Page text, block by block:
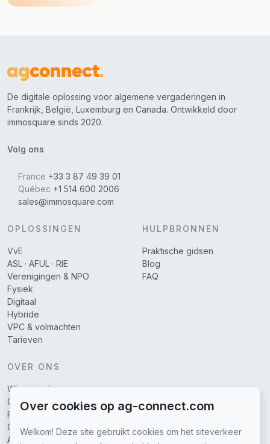
De digitale oplossing voor algemene vergaderingen in
Frankrijk, België, Luxemburg en Canada. Ontwikkeld door
immosquare sinds 2020.
Volg ons
France +33 3 87 49 39 01
Québec +1 514 600 2006
sales@immosquare.com
OPLOSSINGEN
VvE
ASL · AFUL · RIE
Verenigingen & NPO
Fysiek
Digitaal
Hybride
VPC & volmachten
Tarieven
HULPBRONNEN
Praktische gidsen
Blog
FAQ
OVER ONS
Wie zijn wij
Gedekte regio's
Partners
Contacteer ons
Algemene
Over cookies op ag-connect.com
Welkom! Deze site gebruikt cookies om het siteverkeer